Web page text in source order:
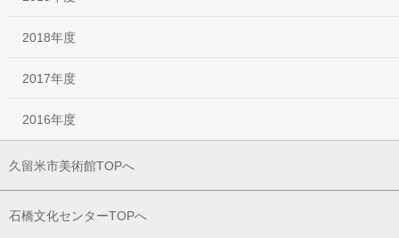
2018年度
2017年度
2016年度
久留米市美術館TOPへ
石橋文化センターTOPへ